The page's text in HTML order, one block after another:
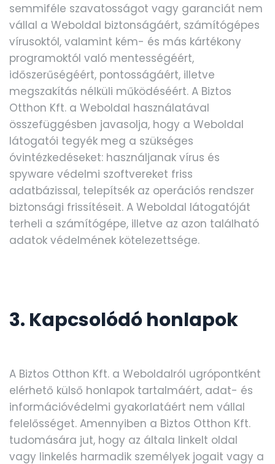
semmiféle szavatosságot vagy garanciát nem
vállal a Weboldal biztonságáért, számítógépes
vírusoktól, valamint kém- és más kártékony
programoktól való mentességéért,
időszerűségéért, pontosságáért, illetve
megszakítás nélküli működéséért. A Biztos
Otthon Kft. a Weboldal használatával
összefüggésben javasolja, hogy a Weboldal
látogatói tegyék meg a szükséges
óvintézkedéseket: használjanak vírus és
spyware védelmi szoftvereket friss
adatbázissal, telepítsék az operációs rendszer
biztonsági frissítéseit. A Weboldal látogatóját
terheli a számítógépe, illetve az azon található
adatok védelmének kötelezettsége.
3. Kapcsolódó honlapok
A Biztos Otthon Kft. a Weboldalról ugrópontként
elérhető külső honlapok tartalmáért, adat- és
információvédelmi gyakorlatáért nem vállal
felelősséget. Amennyiben a Biztos Otthon Kft.
tudomására jut, hogy az általa linkelt oldal
vagy linkelés harmadik személyek jogait vagy a